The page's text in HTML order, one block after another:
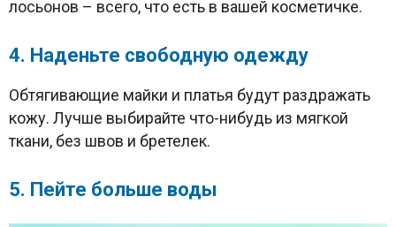
лосьонов – всего, что есть в вашей косметичке.
4. Наденьте свободную одежду
Обтягивающие майки и платья будут раздражать
кожу. Лучше выбирайте что-нибудь из мягкой
ткани, без швов и бретелек.
5. Пейте больше воды